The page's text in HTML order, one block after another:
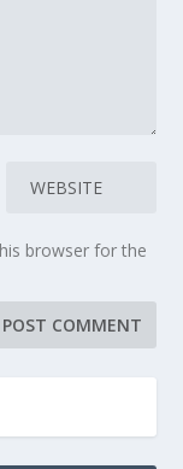
browser for the